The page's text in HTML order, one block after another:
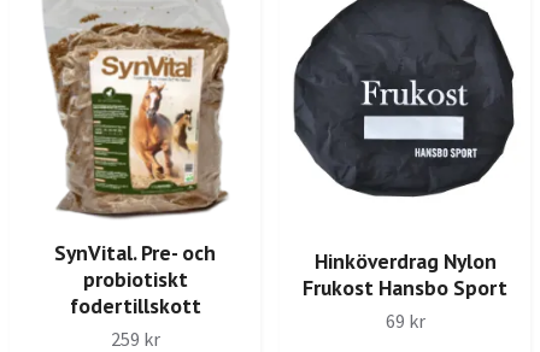
SynVital. Pre- och
probiotiskt
fodertillskott
259 kr
Hinköverdrag Nylon
Frukost Hansbo Sport
69 kr